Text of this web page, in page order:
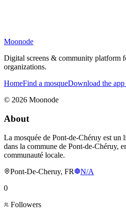
Moonode
Digital screens & community platform
organizations.
HomeFind a mosqueDownload the app
© 2026 Moonode
About
La mosquée de Pont-de-Chéruy est un
dans la commune de Pont-de-Chéruy,
communauté locale.
Pont-De-Cheruy, FR
N/A
0
Followers